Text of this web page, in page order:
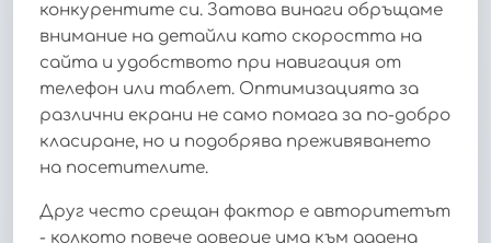
конкурентите си. Затова винаги обръщаме
внимание на детайли като скоростта на
сайта и удобството при навигация от
телефон или таблет. Оптимизацията за
различни екрани не само помага за по-добро
класиране, но и подобрява преживяването
на посетителите.
Друг често срещан фактор е авторитетът
- колкото повече доверие има към дадена